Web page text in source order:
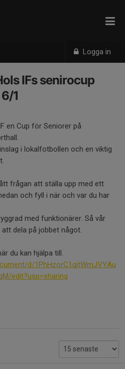
Logga in
IFs senirocup
1
en Cup för Seniorer på
i lokalfotbollen och en viktig
frågan att ställa upp med ett
och fyll i när och var du har
med funktionärer. Så vår
dela på jobbet något.
du kan hjälpa till.
d/1PhHzorC1qjtWmJVYAu
edit?usp=sharing